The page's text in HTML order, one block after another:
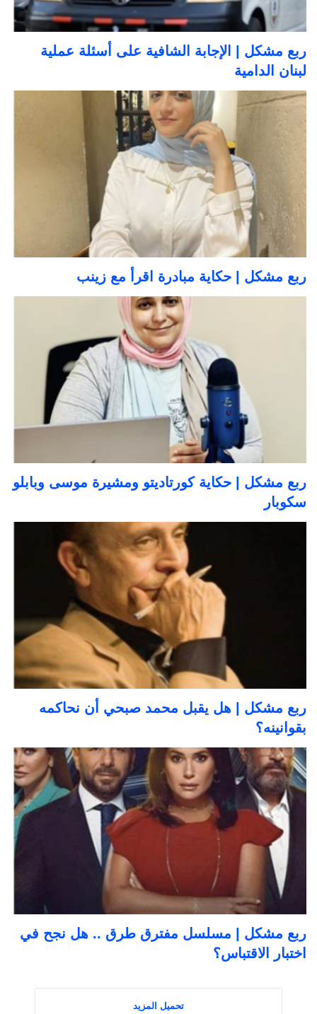
ربع مشكل | الإجابة الشافية على أسئلة عملية
لبنان الدامية
ربع مشكل | حكاية مبادرة اقرأ مع زينب
ربع مشكل | حكاية كورتاديتو ومشيرة موسى وبابلو
سكوبار
ربع مشكل | هل يقبل محمد صبحي أن نحاكمه
بقوانينه؟
ربع مشكل | مسلسل مفترق طرق .. هل نجح في
اختبار الاقتباس؟
تحميل المزيد